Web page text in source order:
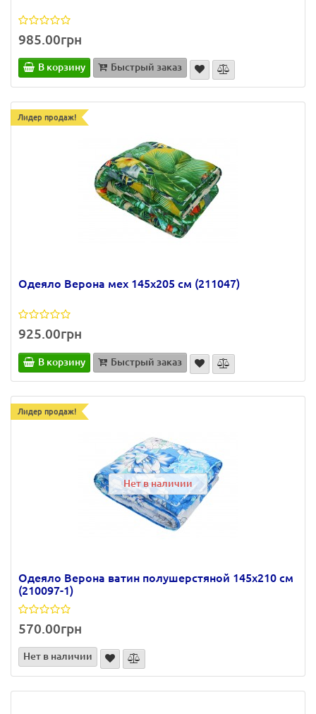
985.00грн
В корзину Быстрый заказ
Лидер продаж!
Одеяло Верона мех 145х205 см (211047)
925.00грн
В корзину Быстрый заказ
Лидер продаж!
Нет в наличии
Одеяло Верона ватин полушерстяной 145х210 см
(210097-1)
570.00грн
Нет в наличии